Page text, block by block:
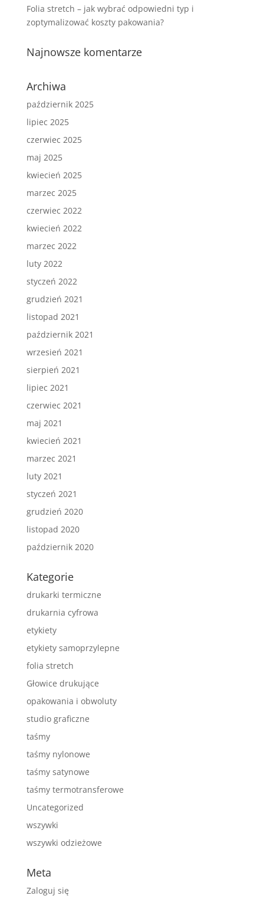
Folia stretch – jak wybrać odpowiedni typ i
zoptymalizować koszty pakowania?
Najnowsze komentarze
Archiwa
październik 2025
lipiec 2025
czerwiec 2025
maj 2025
kwiecień 2025
marzec 2025
czerwiec 2022
kwiecień 2022
marzec 2022
luty 2022
styczeń 2022
grudzień 2021
listopad 2021
październik 2021
wrzesień 2021
sierpień 2021
lipiec 2021
czerwiec 2021
maj 2021
kwiecień 2021
marzec 2021
luty 2021
styczeń 2021
grudzień 2020
listopad 2020
październik 2020
Kategorie
drukarki termiczne
drukarnia cyfrowa
etykiety
etykiety samoprzylepne
folia stretch
Głowice drukujące
opakowania i obwoluty
studio graficzne
taśmy
taśmy nylonowe
taśmy satynowe
taśmy termotransferowe
Uncategorized
wszywki
wszywki odzieżowe
Meta
Zaloguj się